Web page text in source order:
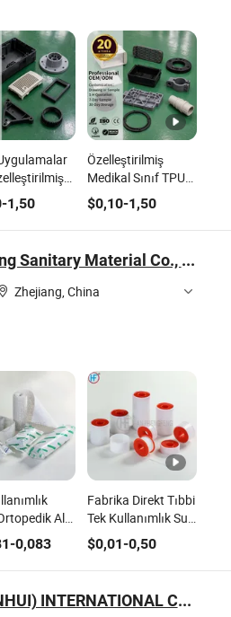
Plastik
Hizmeti
-1,50
Özelleştirilmiş
Medikal Sınıf TPU
Enjeksiyon Kalıplı
Plastik Parçalar
$0,10-1,50
Anji Hengfeng Sanitary Material Co., Ltd.
Zhejiang, China
Alçı
-0,083
Fabrika Direkt Tıbbi
Tek Kullanımlık Su
Geçirmez
Kendinden
Yapışkan Akrilik
Bant
$0,01-0,50
PLANET (ANHUI) INTERNATIONAL CO., LTD.